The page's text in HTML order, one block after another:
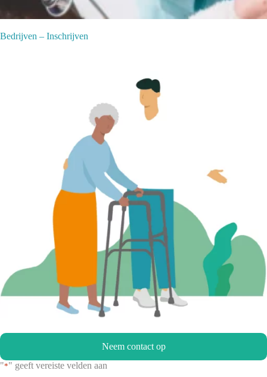
Bedrijven – Inschrijven
Neem contact op
"*" geeft vereiste velden aan